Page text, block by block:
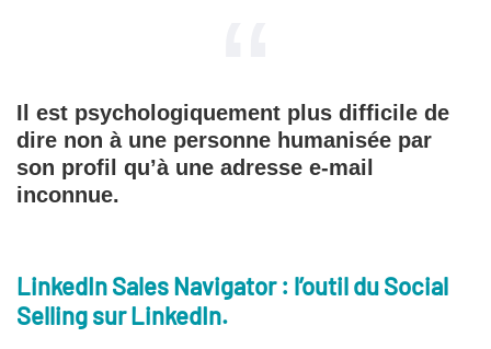
Il est psychologiquement plus difficile de
dire non à une personne humanisée par
son profil qu’à une adresse e-mail
inconnue.
LinkedIn Sales Navigator : l’outil du Social
Selling sur LinkedIn.